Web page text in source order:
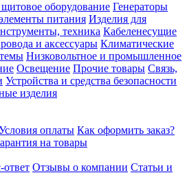
оборудование Генераторы
питания Изделия для
техника Кабеленесущие
и аксессуары Климатические
Низковольтное и промышленное
Освещение Прочие товары Связь,
Устройства и средства безопасности
изделия
оплаты Как оформить заказ?
на товары
Отзывы о компании Статьи и